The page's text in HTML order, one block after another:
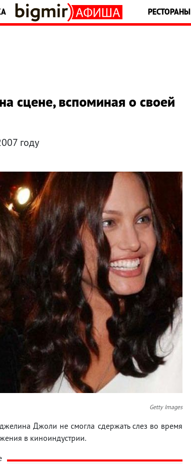
РЕСТОРАНЫ
сцене, вспоминая о своей
году
Getty Images
Джоли не смогла сдержать слез во время
в киноиндустрии.